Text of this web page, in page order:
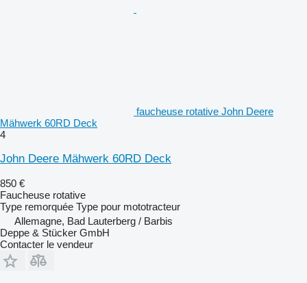
faucheuse rotative John Deere
Mähwerk 60RD Deck
4
John Deere Mähwerk 60RD Deck
850 €
Faucheuse rotative
Type remorquée Type pour mototracteur
Allemagne, Bad Lauterberg / Barbis
Deppe & Stücker GmbH
Contacter le vendeur